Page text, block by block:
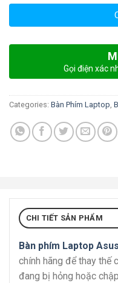
Gọi điện xác
Categories: Bàn Phím Laptop,
CHI TIẾT SẢN PHẨM
Bàn phím Laptop
chính hãng để thay thế
đang bị hỏng hoặc